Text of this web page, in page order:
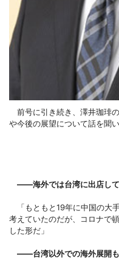
前号に引き続き、澤井珈琲
や今後の展望について話を聞い
――海外では台湾に出店して
「もともと19年に中国の大
考えていたのだが、コロナで
した形だ」
――台湾以外での海外展開も